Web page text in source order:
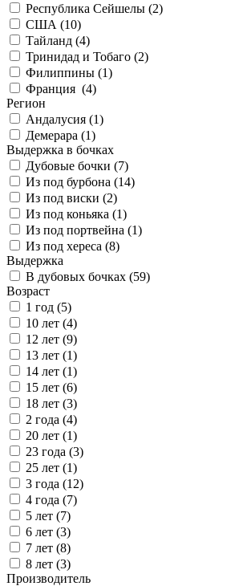
Республика Сейшелы (2)
США (10)
Тайланд (4)
Тринидад и Тобаго (2)
Филиппины (1)
Франция (4)
Регион
Андалусия (1)
Демерара (1)
Выдержка в бочках
Дубовые бочки (7)
Из под бурбона (14)
Из под виски (2)
Из под коньяка (1)
Из под портвейна (1)
Из под хереса (8)
Выдержка
В дубовых бочках (59)
Возраст
1 год (5)
10 лет (4)
12 лет (9)
13 лет (1)
14 лет (1)
15 лет (6)
18 лет (3)
2 года (4)
20 лет (1)
23 года (3)
25 лет (1)
3 года (12)
4 года (7)
5 лет (7)
6 лет (3)
7 лет (8)
8 лет (3)
Производитель